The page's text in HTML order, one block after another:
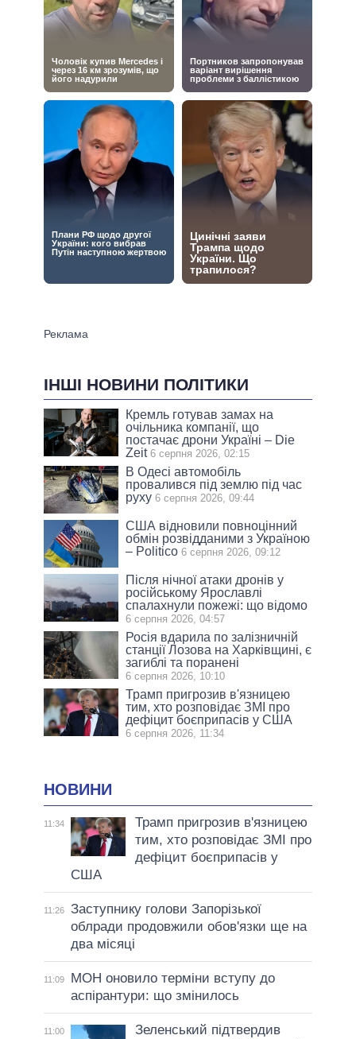
ІНШІ НОВИНИ ПОЛІТИКИ
Кремль готував замах на
очільника компанії, що
постачає дрони Україні – Die
Zeit 6 серпня 2026, 02:15
В Одесі автомобіль
провалився під землю під час
руху 6 серпня 2026, 09:44
США відновили повноцінний
обмін розвідданими з Україною
– Politico 6 серпня 2026, 09:12
Після нічної атаки дронів у
російському Ярославлі
спалахнули пожежі: що відомо
6 серпня 2026, 04:57
Росія вдарила по залізничній
станції Лозова на Харківщині, є
загиблі та поранені
6 серпня 2026, 10:10
Трамп пригрозив в'язницею
тим, хто розповідає ЗМІ про
дефіцит боєприпасів у США
6 серпня 2026, 11:34
НОВИНИ
11:34
Трамп пригрозив в'язницею
тим, хто розповідає ЗМІ про
дефіцит боєприпасів у
США
11:26
Заступнику голови Запорізької
облради продовжили обов'язки ще на
два місяці
11:09
МОН оновило терміни вступу до
аспірантури: що змінилось
11:00
Зеленський підтвердив